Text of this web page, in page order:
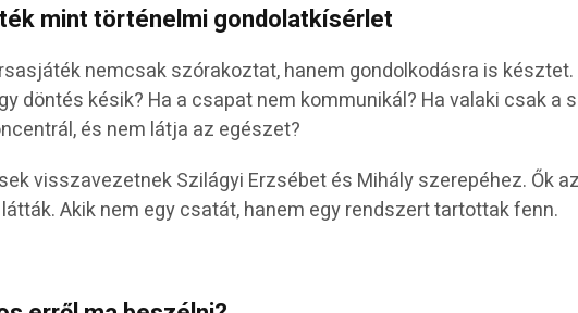
mint történelmi gondolatkísérlet
nemcsak szórakoztat, hanem gondolkodásra is késztet.
döntés késik? Ha a csapat nem kommunikál? Ha valaki csak a
és nem látja az egészet?
visszavezetnek Szilágyi Erzsébet és Mihály szerepéhez. Ők
látták. Akik nem egy csatát, hanem egy rendszert tartottak fenn.